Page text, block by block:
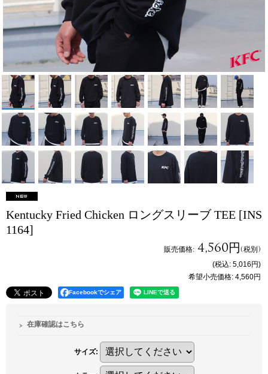
Kentucky Fried Chicken ロングスリーブ TEE [INS
1164]
販売価格: 4,560円(税別)
(税込: 5,016円)
希望小売価格: 4,560円
Facebookでシェア
在庫確認はこちら
サイズ: